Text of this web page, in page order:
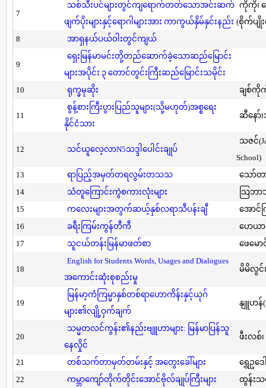
7
သစ်သီးပင်များတွင်ကျရောက်တတ်သောအင်းဆက်
ဖျက်ပိုးများနှင့်ရောဂါများအား ကာကွယ်နှိမ်နှင်းနည်း
ကိုကို၊
(စိုက်ပျိုး
8
အာရှနယ်ပယ်ဝါးတွင်ကျယ်
9
ရှေးမြန်မာမင်းတို့တည်ဆောက်ခဲ့သောဆည်မြောင်း
များအပိုင်း ၃ တောင်တွင်းကြီးဆည်မြောင်းသမိုင်း
10
ရုက္ခမုဆိုး ချစ်ကို
11
စွန့်စားကြီးပွားပြည်သူများ(သို့မဟုတ်)အစ္စရေး
နိုင်ငံသား
ဆီနော်၊
12 သင်ယူလေ့လာN5သဒ္ဒါပေါင်းချုပ်
သဇင်
School)
13
ရာပြည့်အမှတ်တရလွမ်းတသသ
သော်တ
14
သံတူကြောင်းကွဲစကားလုံးများ
သြဘာ
15
ကလေးများအတွက်ဆယ့်နှစ်လရာသီပန်းချီ
အောင်
16
ခရီးကြမ်းကွန်တီကီ
ဟေယာ
17
သူငယ်တန်းမြန်မာဖတ်စာ ဖေမော
18
English for Students Words, Usages and Dialogues
အကောင်းဆုံးစုစည်းမှု
မိမိလွင်၊
19
မြန်မာ့ကံကြမ္မာနှစ်တစ်ရာဟောကိန်းနှင့်ယုဂ်
များ၏လျို့ဝှက်ချက်
နျူဟန်
20
သမ္မတလင်ကွန်း၏နည်းဗျူဟာများ: မြန်မာပြန်သူ
နေလှိုင်
ဖီးလစ်
21 တစ်သက်တာမှတ်တမ်းနှင့် အတွေးခေါ်များ
ရွှေဥဒေ
22
ကမ္ဘာကျော်တိုက်တိုင်းအောင်ဗိုလ်ချုပ်ကြီးများ
ထွန်းသ